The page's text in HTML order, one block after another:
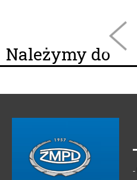
Należymy do
-